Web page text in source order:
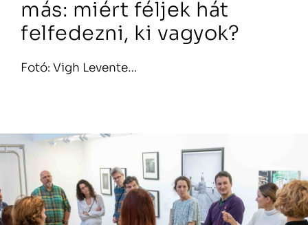
más: miért féljek hát
felfedezni, ki vagyok?
Fotó: Vigh Levente…